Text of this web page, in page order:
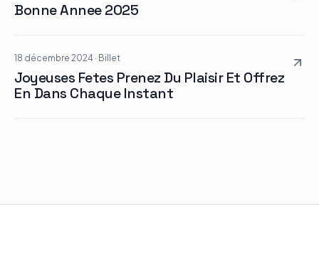
Bonne Annee 2025
18 décembre 2024 · Billet
Joyeuses Fetes Prenez Du Plaisir Et Offrez
En Dans Chaque Instant